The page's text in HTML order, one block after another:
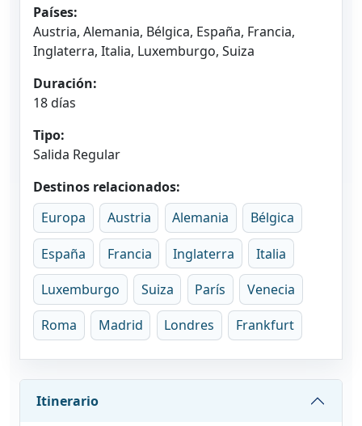
Países:
Austria, Alemania, Bélgica, España, Francia,
Inglaterra, Italia, Luxemburgo, Suiza
Duración:
18 días
Tipo:
Salida Regular
Destinos relacionados:
Europa
Austria Alemania Bélgica
España Francia Inglaterra Italia
Luxemburgo Suiza París Venecia
Roma Madrid Londres Frankfurt
Itinerario